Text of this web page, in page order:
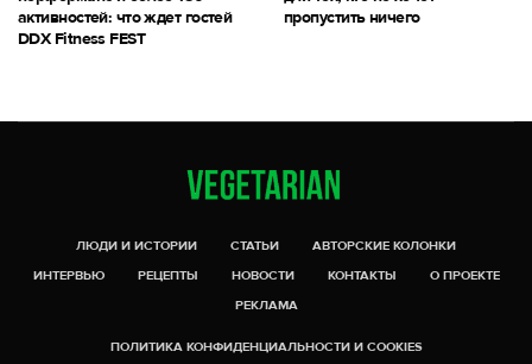
активностей: что ждет гостей
DDX Fitness FEST
пропустить ничего
ЛЮДИ И ИСТОРИИ СТАТЬИ
АВТОРСКИЕ КОЛОНКИ
ИНТЕРВЬЮ
РЕЦЕПТЫ НОВОСТИ КОНТАКТЫ
О ПРОЕКТЕ
РЕКЛАМА
ПОЛИТИКА КОНФИДЕНЦИАЛЬНОСТИ И COOKIES